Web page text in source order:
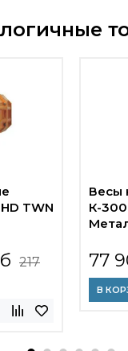
TWN
217
Весы
К-
77
В